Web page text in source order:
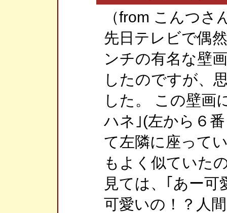
（from こんつさ
先日テレビで偶
ンチの有名な壁
したのですが、
した。 この壁画
ハネ｣(左から６
て左隣に座って
もよく似ていた
見ては、｢あー
可愛いの！？人